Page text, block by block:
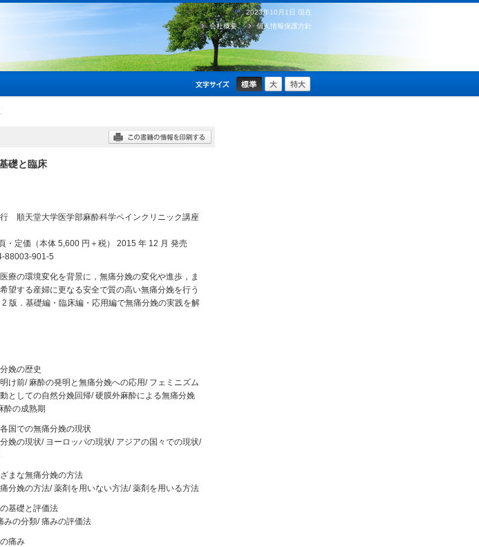
2023年10月1日 現在
会社概要
個人情報保護方針
礎と臨床
行 順天堂大学医学部麻酔科学ペインクリニック講座
・定価（本体 5,600 円＋税） 2015 年 12 月 発売
88003-901-5
療の環境変化を背景に，無痛分娩の変化や進歩，ま
望する産婦に更なる安全で質の高い無痛分娩を行う
版．基礎編・臨床編・応用編で無痛分娩の実践を解
娩の歴史
け前/ 麻酔の発明と無痛分娩への応用/ フェミニズム
としての自然分娩回帰/ 硬膜外麻酔による無痛分娩
酔の成熟期
国での無痛分娩の現状
娩の現状/ ヨーロッパの現状/ アジアの国々での現状/
まな無痛分娩の方法
分娩の方法/ 薬剤を用いない方法/ 薬剤を用いる方法
基礎と評価法
みの分類/ 痛みの評価法
痛み